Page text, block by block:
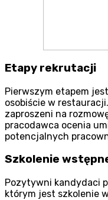
Etapy rekrutacji
Pierwszym etapem
osobiście w
zaproszeni na
pracodawca ocenia
potencjalnych
Szkolenie
Pozytywni kandydaci
którym jest szkolenie